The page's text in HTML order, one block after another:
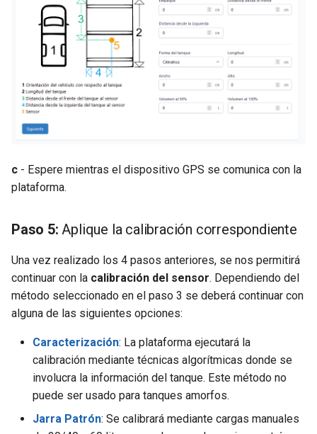
c - Espere mientras el dispositivo GPS se comunica con la
plataforma.
Paso 5: Aplique la calibración correspondiente
Una vez realizado los 4 pasos anteriores, se nos permitirá
continuar con la calibración del sensor. Dependiendo del
método seleccionado en el paso 3 se deberá continuar con
alguna de las siguientes opciones:
Caracterización: La plataforma ejecutará la
calibración mediante técnicas algorítmicas donde se
involucra la información del tanque. Este método no
puede ser usado para tanques amorfos.
Jarra Patrón: Se calibrará mediante cargas manuales